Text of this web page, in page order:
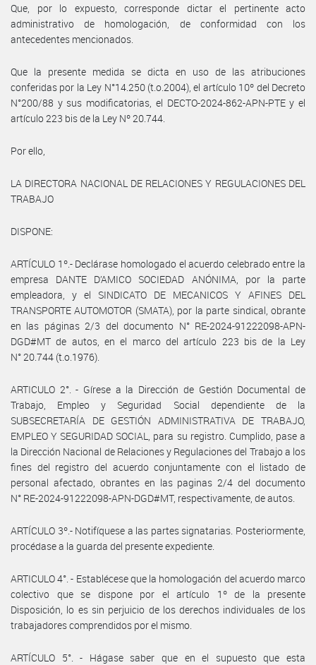
Que, por lo expuesto, corresponde dictar el pertinente acto
administrativo de homologación, de conformidad con los
antecedentes mencionados.
Que la presente medida se dicta en uso de las atribuciones
conferidas por la Ley N°14.250 (t.o.2004), el artículo 10º del Decreto
N°200/88 y sus modificatorias, el DECTO-2024-862-APN-PTE y el
artículo 223 bis de la Ley Nº 20.744.
Por ello,
LA DIRECTORA NACIONAL DE RELACIONES Y REGULACIONES DEL
TRABAJO
DISPONE:
ARTÍCULO 1º.- Declárase homologado el acuerdo celebrado entre la
empresa DANTE D’AMICO SOCIEDAD ANÓNIMA, por la parte
empleadora, y el SINDICATO DE MECANICOS Y AFINES DEL
TRANSPORTE AUTOMOTOR (SMATA), por la parte sindical, obrante
en las páginas 2/3 del documento N° RE-2024-91222098-APN-
DGD#MT de autos, en el marco del artículo 223 bis de la Ley
N° 20.744 (t.o.1976).
ARTICULO 2°. - Gírese a la Dirección de Gestión Documental de
Trabajo, Empleo y Seguridad Social dependiente de la
SUBSECRETARÍA DE GESTIÓN ADMINISTRATIVA DE TRABAJO,
EMPLEO Y SEGURIDAD SOCIAL, para su registro. Cumplido, pase a
la Dirección Nacional de Relaciones y Regulaciones del Trabajo a los
fines del registro del acuerdo conjuntamente con el listado de
personal afectado, obrantes en las paginas 2/4 del documento
N° RE-2024-91222098-APN-DGD#MT, respectivamente, de autos.
ARTÍCULO 3º.- Notifíquese a las partes signatarias. Posteriormente,
procédase a la guarda del presente expediente.
ARTICULO 4°. - Establécese que la homologación del acuerdo marco
colectivo que se dispone por el artículo 1º de la presente
Disposición, lo es sin perjuicio de los derechos individuales de los
trabajadores comprendidos por el mismo.
ARTÍCULO 5°. - Hágase saber que en el supuesto que esta